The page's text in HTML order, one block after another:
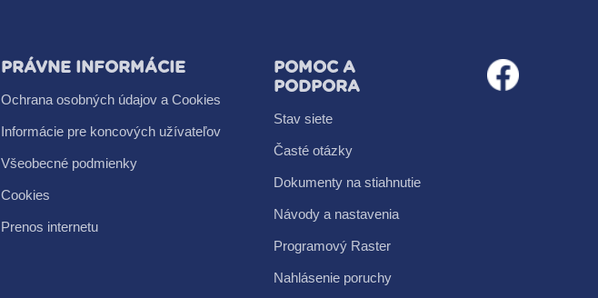
PRÁVNE INFORMÁCIE
Ochrana osobných údajov a Cookies
Informácie pre koncových užívateľov
Všeobecné podmienky
Cookies
Prenos internetu
POMOC A
PODPORA
Stav siete
Časté otázky
Dokumenty na stiahnutie
Návody a nastavenia
Programový Raster
Nahlásenie poruchy